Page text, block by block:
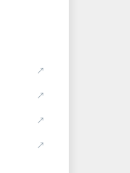
↗
↗
↗
↗